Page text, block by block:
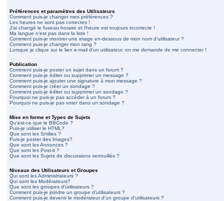
Préférences et paramètres des Utilisateurs
Comment puis-je changer mes préférences ?
Les heures ne sont pas correctes !
J'ai changé le fuseau horaire et l'heure est toujours incorrecte !
Ma langue n'est pas dans la liste !
Comment puis-je montrer une image en-dessous de mon nom d'utilisateur ?
Comment puis-je changer mon rang ?
Lorsque je clique sur le lien e-mail d'un utilisateur, on me demande de me connecter !
Publication
Comment puis-je poster un sujet dans un forum ?
Comment puis-je éditer ou supprimer un message ?
Comment puis-je ajouter une signature à mon message ?
Comment puis-je créer un sondage ?
Comment puis-je éditer ou supprimer un sondage ?
Pourquoi ne puis-je pas accéder à un forum ?
Pourquoi ne puis-je pas voter dans un sondage ?
Mise en forme et Types de Sujets
Qu'est-ce que le BBCode ?
Puis-je utiliser le HTML?
Que sont les Smilies ?
Puis-je poster des Images?
Que sont les Annonces ?
Que sont les Post-it ?
Que sont les Sujets de discussions verrouillés ?
Niveaux des Utilisateurs et Groupes
Qui sont les Administrateurs ?
Qui sont les Modérateurs?
Que sont les groupes d'utilisateurs ?
Comment puis-je joindre un groupe d'utilisateurs ?
Comment puis-je devenir le modérateur d'un groupe d'utilisateurs ?